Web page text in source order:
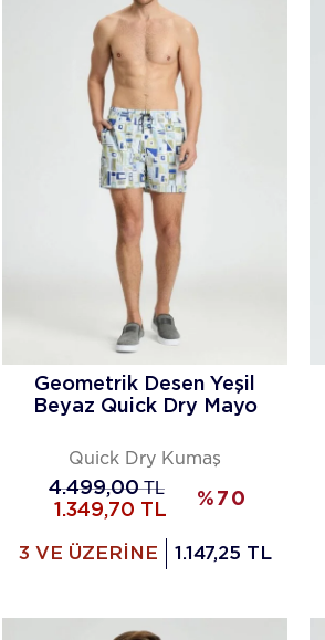
Geometrik Desen Yeşil
Beyaz Quick Dry Mayo
Quick Dry Kumaş
4.499,00TL
1.349,70 TL
% 70
3 VE ÜZERİNE 1.147,25 TL